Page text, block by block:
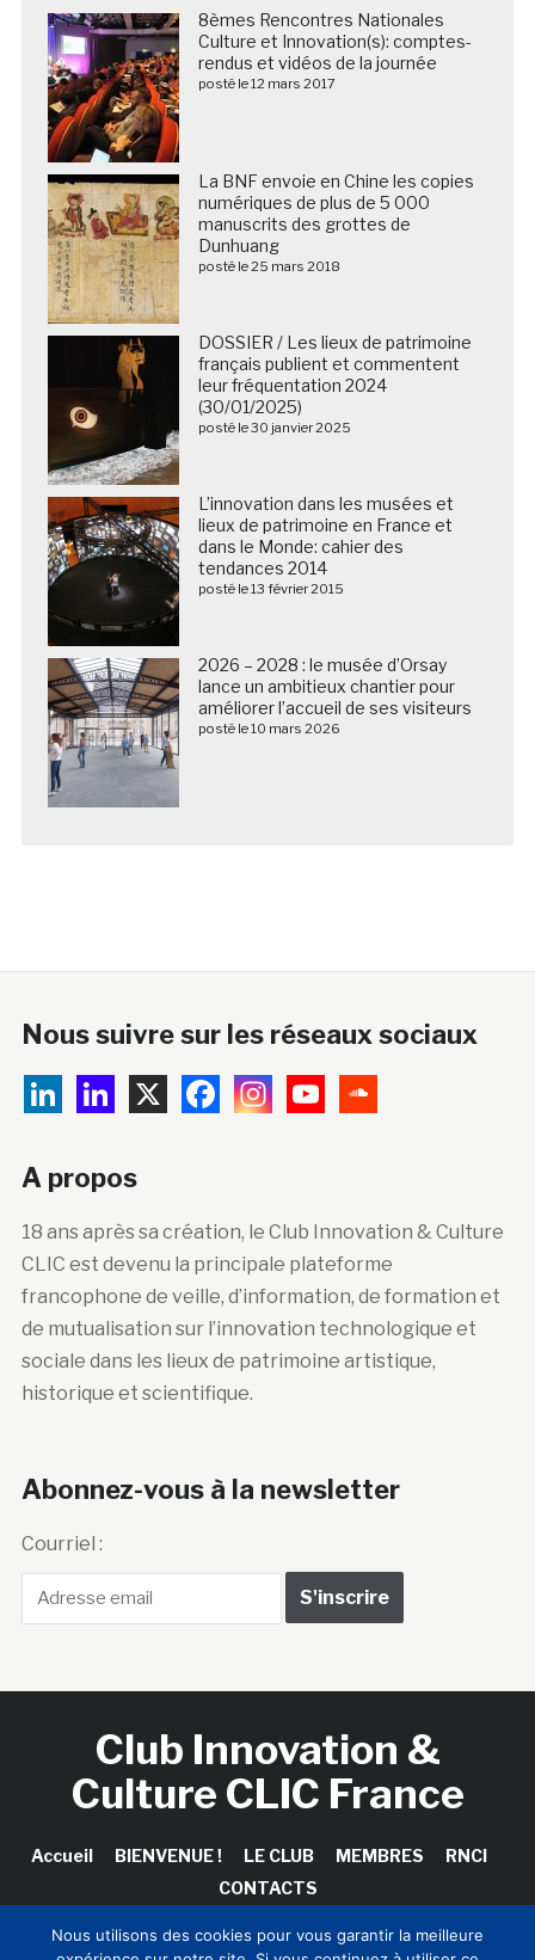
8èmes Rencontres Nationales
Culture et Innovation(s): comptes-
rendus et vidéos de la journée
posté le 12 mars 2017
La BNF envoie en Chine les copies
numériques de plus de 5 000
manuscrits des grottes de
Dunhuang
posté le 25 mars 2018
DOSSIER / Les lieux de patrimoine
français publient et commentent
leur fréquentation 2024
(30/01/2025)
posté le 30 janvier 2025
L’innovation dans les musées et
lieux de patrimoine en France et
dans le Monde: cahier des
tendances 2014
posté le 13 février 2015
2026 – 2028 : le musée d’Orsay
lance un ambitieux chantier pour
améliorer l’accueil de ses visiteurs
posté le 10 mars 2026
Nous suivre sur les réseaux sociaux
A propos
18 ans après sa création, le Club Innovation & Culture
CLIC est devenu la principale plateforme
francophone de veille, d’information, de formation et
de mutualisation sur l’innovation technologique et
sociale dans les lieux de patrimoine artistique,
historique et scientifique.
Abonnez-vous à la newsletter
Courriel :
Club Innovation &
Culture CLIC France
Accueil BIENVENUE ! LE CLUB MEMBRES
RNCI
CONTACTS
Nous utilisons des cookies pour vous garantir la meilleure